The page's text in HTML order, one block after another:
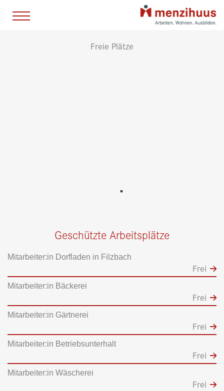
Freie Plätze
Geschützte Arbeitsplätze
Mitarbeiter:in Dorfladen in Filzbach
Frei
Mitarbeiter:in Bäckerei
Frei
Mitarbeiter:in Gärtnerei
Frei
Mitarbeiter:in Betriebsunterhalt
Frei
Mitarbeiter:in Wäscherei
Frei